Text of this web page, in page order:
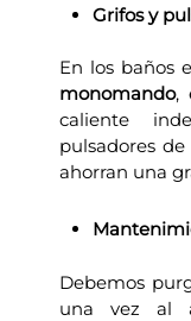
Grifos y
En los baños
monomando,
caliente
pulsadores de
ahorran una
Debemos
una vez al